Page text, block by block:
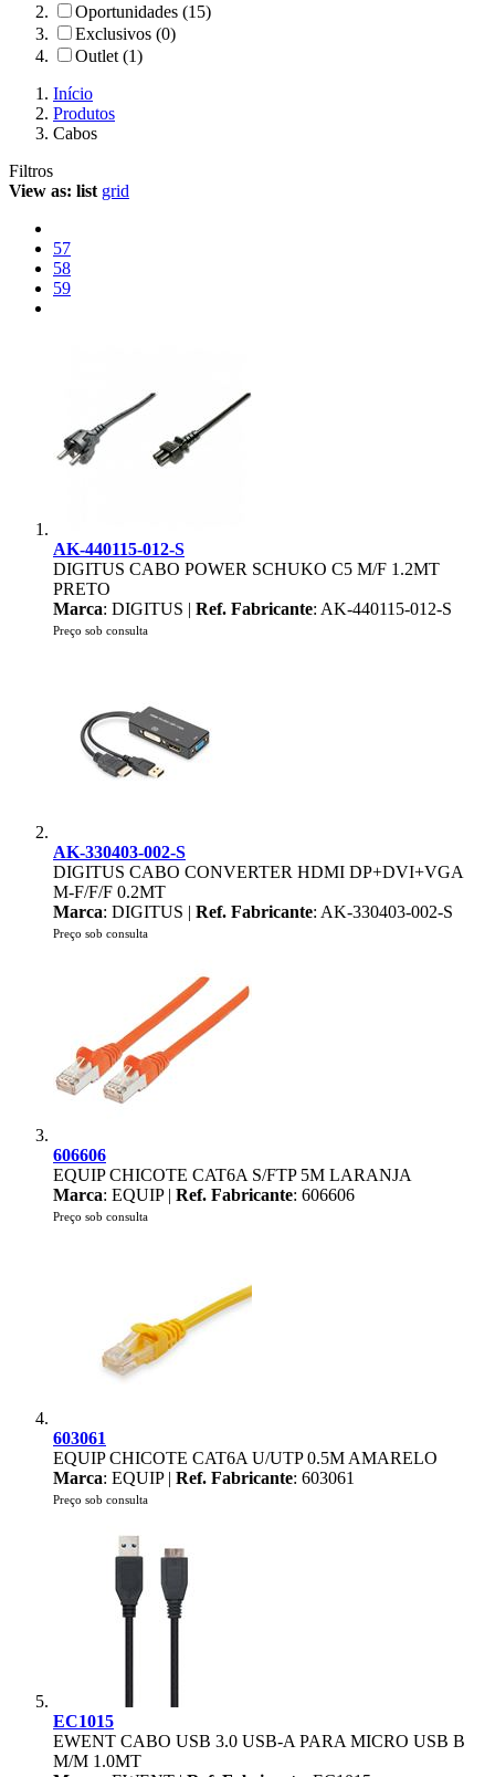
Oportunidades (15)
Exclusivos (0)
Outlet (1)
Início
Produtos
Cabos
Filtros
View as: list grid
57
58
59
AK-440115-012-S
DIGITUS CABO POWER SCHUKO C5 M/F 1.2MT
PRETO
Marca: DIGITUS | Ref. Fabricante: AK-440115-012-S
Preço sob consulta
AK-330403-002-S
DIGITUS CABO CONVERTER HDMI DP+DVI+VGA
M-F/F/F 0.2MT
Marca: DIGITUS | Ref. Fabricante: AK-330403-002-S
Preço sob consulta
606606
EQUIP CHICOTE CAT6A S/FTP 5M LARANJA
Marca: EQUIP | Ref. Fabricante: 606606
Preço sob consulta
603061
EQUIP CHICOTE CAT6A U/UTP 0.5M AMARELO
Marca: EQUIP | Ref. Fabricante: 603061
Preço sob consulta
EC1015
EWENT CABO USB 3.0 USB-A PARA MICRO USB B
M/M 1.0MT